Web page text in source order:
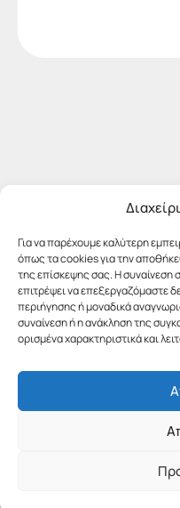
Για να παρέχουμε καλύτερη
όπως τα cookies για την
της επίσκεψης σας. Η συναίνεση
επιτρέψει να επεξεργαζόμαστε
περιήγησης ή μοναδικά
συναίνεση ή η ανάκληση της
ορισμένα χαρακτηριστικά και